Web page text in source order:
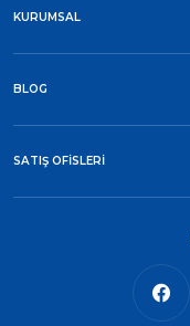
KURUMSAL
BLOG
SATIŞ OFİSLERİ